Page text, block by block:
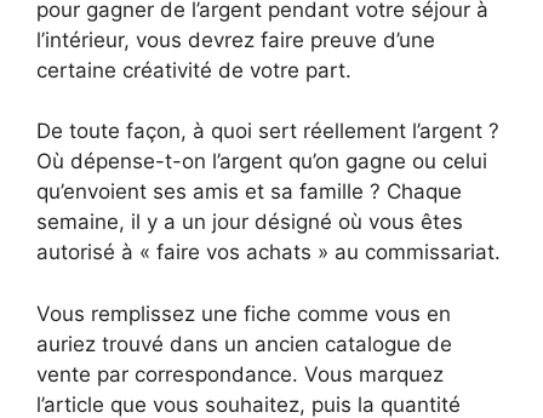
pour gagner de l’argent pendant votre séjour à
l’intérieur, vous devrez faire preuve d’une
certaine créativité de votre part.
De toute façon, à quoi sert réellement l’argent ?
Où dépense-t-on l’argent qu’on gagne ou celui
qu’envoient ses amis et sa famille ? Chaque
semaine, il y a un jour désigné où vous êtes
autorisé à « faire vos achats » au commissariat.
Vous remplissez une fiche comme vous en
auriez trouvé dans un ancien catalogue de
vente par correspondance. Vous marquez
l’article que vous souhaitez, puis la quantité